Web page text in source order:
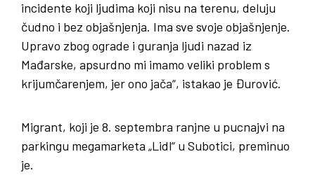
incidente koji ljudima koji nisu na terenu, deluju
čudno i bez objašnjenja. Ima sve svoje objašnjenje.
Upravo zbog ograde i guranja ljudi nazad iz
Mađarske, apsurdno mi imamo veliki problem s
krijumčarenjem, jer ono jača“, istakao je Đurović.
Migrant, koji je 8. septembra ranjne u pucnajvi na
parkingu megamarketa „Lidl“ u Subotici, preminuo
je.